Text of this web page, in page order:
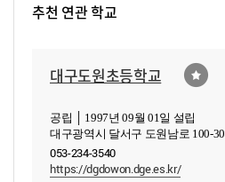
추천 연관 학교
대구도원초등학교
공립 │ 1997년 09월 01일 설립
대구광역시 달서구 도원남로 100-30
053-234-3540
https://dgdowon.dge.es.kr/